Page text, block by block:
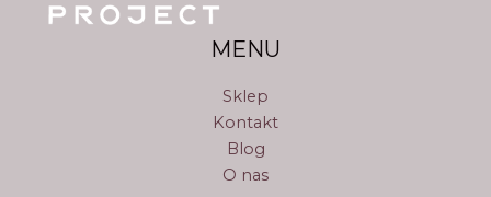
MENU
Sklep
Kontakt
Blog
O nas